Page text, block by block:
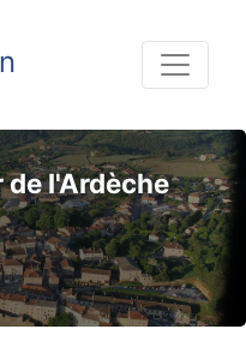
de l'Ardèche